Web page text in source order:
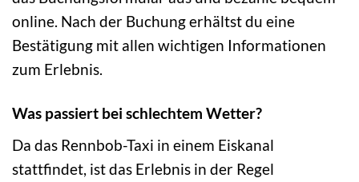
online. Nach der Buchung erhältst du eine
Bestätigung mit allen wichtigen Informationen
zum Erlebnis.
Was passiert bei schlechtem Wetter?
Da das Rennbob-Taxi in einem Eiskanal
stattfindet, ist das Erlebnis in der Regel